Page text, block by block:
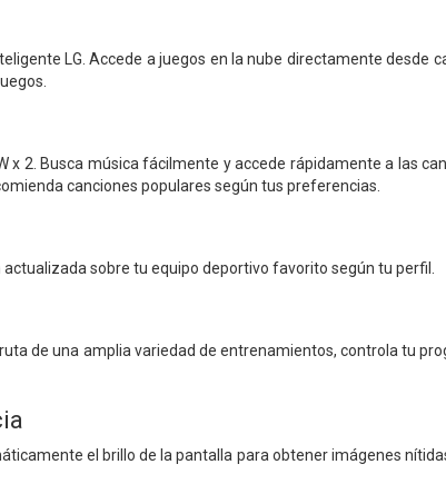
LG. Accede a juegos en la nube directamente desde
2. Busca música fácilmente y accede rápidamente a las
canciones populares según tus preferencias.
sobre tu equipo deportivo favorito según tu perfil.
de una amplia variedad de entrenamientos, controla tu
el brillo de la pantalla para obtener imágenes